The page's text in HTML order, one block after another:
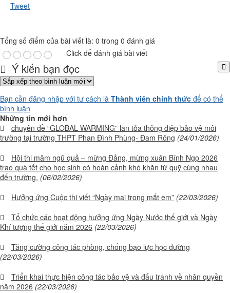
Tweet
Tổng số điểm của bài viết là: 0 trong 0 đánh giá
Click để đánh giá bài viết
Ý kiến bạn đọc
Bạn cần đăng nhập với tư cách là Thành viên chính thức để có thể
bình luận
Những tin mới hơn
chuyên đề “GLOBAL WARMING” lan tỏa thông điệp bảo vệ môi
trường tại trường THPT Phan Đình Phùng- Đam Rông (24/01/2026)
Hội thi mâm ngũ quả – mừng Đảng, mừng xuân Bính Ngọ 2026
trao quà tết cho học sinh có hoàn cảnh khó khăn từ quỹ cùng nhau
đến trường. (06/02/2026)
Hưởng ứng Cuộc thi viết “Ngày mai trong mắt em” (22/03/2026)
Tổ chức các hoạt động hưởng ứng Ngày Nước thế giới và Ngày
Khí tượng thế giới năm 2026 (22/03/2026)
Tăng cường công tác phòng, chống bạo lực học đường
(22/03/2026)
Triển khai thực hiện công tác bảo vệ và đấu tranh về nhân quyền
năm 2026 (22/03/2026)